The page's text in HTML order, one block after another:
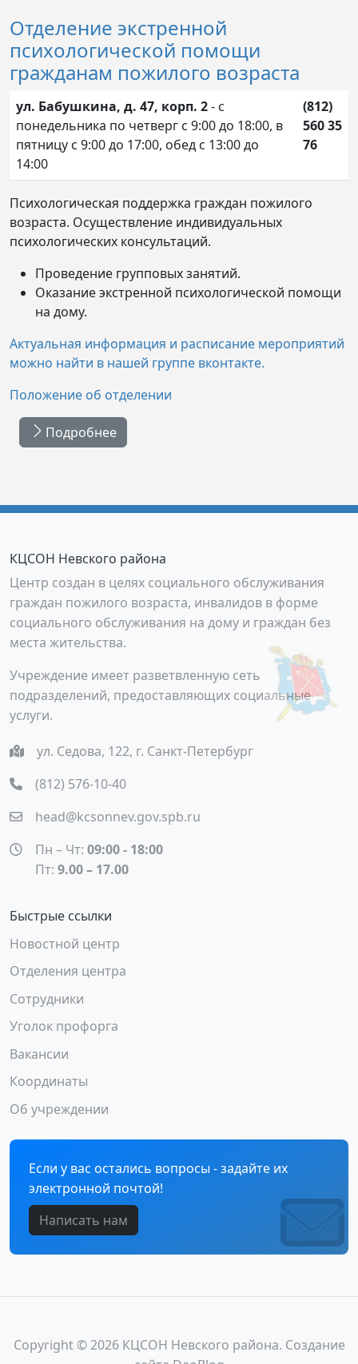
Отделение экстренной
психологической помощи
гражданам пожилого возраста
ул. Бабушкина, д. 47, корп. 2- с
понедельника по четверг с 9:00 до 18:00, в
пятницу с 9:00 до 17:00, обед с 13:00 до
14:00
(812)
56035
76
Психологическая поддержка граждан пожилого
возраста. Осуществление индивидуальных
психологических консультаций.
Проведение групповых занятий.
Оказание экстренной психологической помощи
на дому.
Актуальная информация и расписание мероприятий
можно найти в нашей группе вконтакте.
Положение об отделении
Подробнее
КЦСОН Невского района
Центр создан в целях социального обслуживания
граждан пожилого возраста, инвалидов в форме
социального обслуживания на дому и граждан без
места жительства.
Учреждение имеет разветвленную сеть
подразделений, предоставляющих социальные
услуги.
ул. Седова, 122, г. Санкт-Петербург
(812) 576-10-40
head@kcsonnev.gov.spb.ru
Пн – Чт: 09:00 - 18:00
Пт: 9.00 – 17.00
Быстрые ссылки
Новостной центр
Отделения центра
Сотрудники
Уголок профорга
Вакансии
Координаты
Об учреждении
Если у вас остались вопросы - задайте их
электронной почтой!
Написать нам
Copyright © 2026 КЦСОН Невского района. Создание